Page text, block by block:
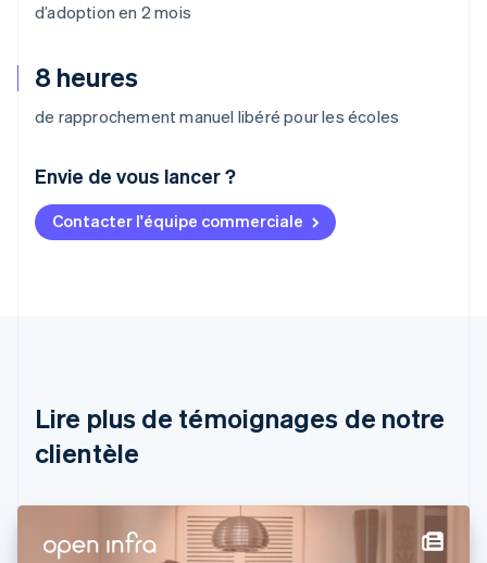
d’adoption en 2 mois
8 heures
de rapprochement manuel libéré pour les écoles
Envie de vous lancer ?
Contacter l'équipe commerciale
Lire plus de témoignages de notre
clientèle
Allemagne
Brésil
PortuguêsEnglish
Bulgarie
Chine continentale
简体中文 English